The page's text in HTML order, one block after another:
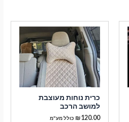
כרית נוחות מעוצבת
למושב הרכב
₪120.00 כולל מע"מ